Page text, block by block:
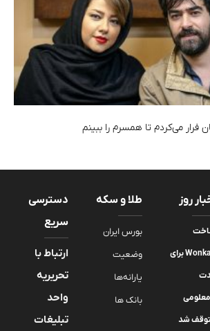
فرار می‌کردم تا همسرم را ببینم
روز
Wonka 2 برای
شد
طلا و سکه
بورس ایران
وضعیت
یارانه‌ها
بانک ها
دسترسی
سریع
ارتباط با
تحریریه
واحد
تبلیغات